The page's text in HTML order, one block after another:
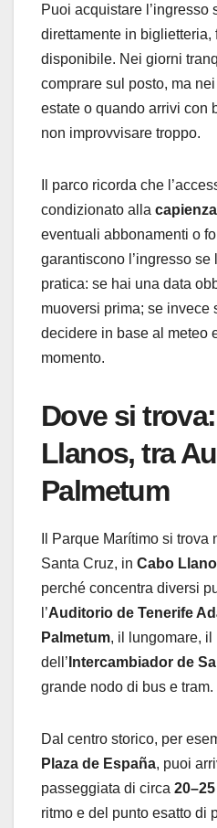
Puoi acquistare l’ingresso
direttamente in biglietteria,
disponibile. Nei giorni
comprare sul posto, ma
estate o quando arrivi con
non improvvisare troppo.
Il parco ricorda che
condizionato alla
eventuali abbonamenti o
garantiscono l’ingresso se
pratica: se hai una data
muoversi prima; se invece
decidere in base al meteo
momento.
Dove si
Llanos, tra
Palmetum
Il Parque Marítimo si
Santa Cruz, in Cabo
perché concentra diversi
l’Auditorio de Tenerife
Palmetum, il lungomare, il
dell’ Intercambiador de
grande nodo di bus e tram.
Dal centro storico, per
Plaza de España, puoi
passeggiata di circa
ritmo e del punto esatto di